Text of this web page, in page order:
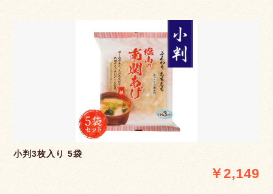
小判3枚入り 5袋
￥2,149